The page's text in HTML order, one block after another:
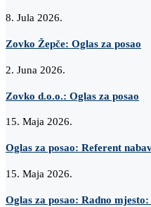
8. Jula 2026.
Zovko Žepče: Oglas za posao
2. Juna 2026.
Zovko d.o.o.: Oglas za posao
15. Maja 2026.
Oglas za posao: Referent
15. Maja 2026.
Oglas za posao: Radno